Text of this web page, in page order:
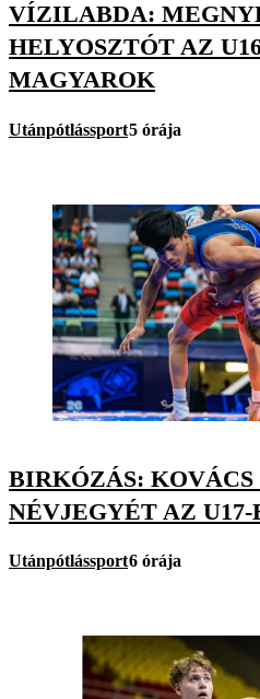
VÍZILABDA:
HELYOSZTÓT AZ
MAGYAROK
Utánpótlássport5 órája
BIRKÓZÁS:
NÉVJEGYÉT AZ U17-
Utánpótlássport6 órája